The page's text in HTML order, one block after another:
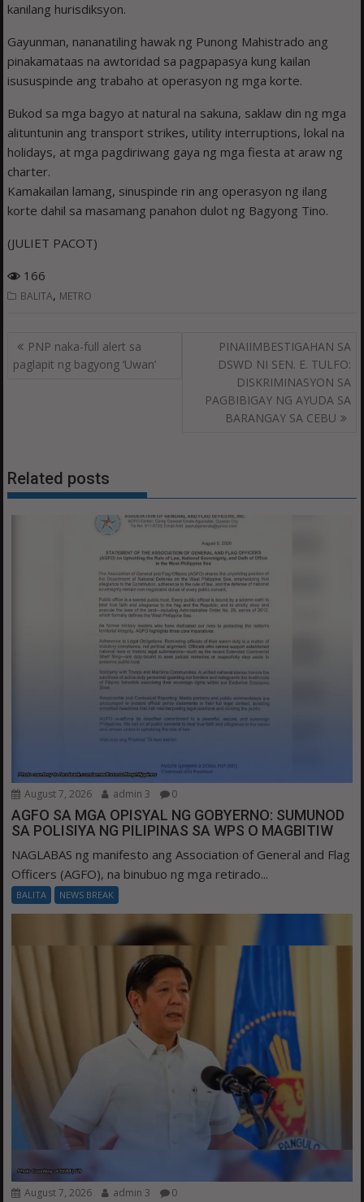
kanilang hurisdiksyon.
Gayunman, nananatiling hawak ng Punong Mahistrado ang
pinakamataas na awtoridad sa pagpapasya kung kailan
isususpinde ang trabaho at operasyon ng mga korte.
Bukod sa mga bagyo at natural na sakuna, saklaw din ng mga
alituntunin ang transport strikes, utility interruptions, lokal na
holidays, at mga pagdiriwang gaya ng mga fiesta at araw ng
charter.
Kamakailan lamang, sinuspinde rin ang operasyon ng ilang
korte dahil sa masamang panahon dulot ng Bagyong Tino.
(JULIET PACOT)
166
BALITA, METRO
Post
navigation
PNP naka-full alert sa
paglapit ng bagyong ‘Uwan’
PINAIIMBESTIGAHAN SA
DSWD NI SEN. E. TULFO:
DISKRIMINASYON SA
PAGBIBIGAY NG AYUDA SA
BARANGAY SA CEBU
Related posts
August 7, 2026 admin 3 0
AGFO SA MGA OPISYAL NG GOBYERNO: SUMUNOD
SA POLISIYA NG PILIPINAS SA WPS O MAGBITIW
NAGLABAS ng manifesto ang Association of General and Flag
Officers (AGFO), na binubuo ng mga retirado...
BALITA NEWS BREAK
August 7, 2026 admin 3 0